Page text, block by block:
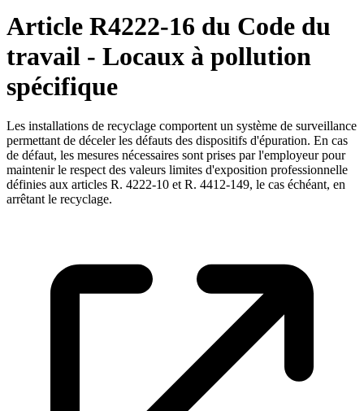
Article R4222-16 du Code du
travail - Locaux à pollution
spécifique
Les installations de recyclage comportent un système de surveillance
permettant de déceler les défauts des dispositifs d'épuration. En cas
de défaut, les mesures nécessaires sont prises par l'employeur pour
maintenir le respect des valeurs limites d'exposition professionnelle
définies aux articles R. 4222-10 et R. 4412-149, le cas échéant, en
arrêtant le recyclage.